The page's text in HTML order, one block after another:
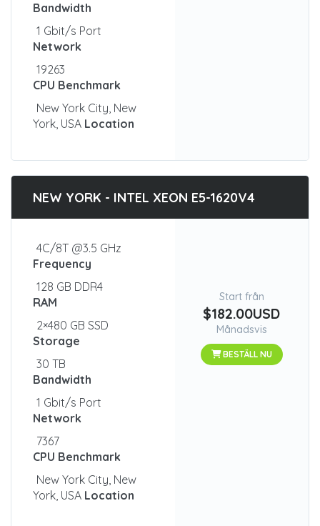
Bandwidth
1 Gbit/s Port
Network
19263
CPU Benchmark
New York City, New
York, USA Location
NEW YORK - INTEL XEON E5-1620V4
4C/8T @3.5 GHz
Frequency
128 GB DDR4
RAM
2×480 GB SSD
Storage
30 TB
Bandwidth
1 Gbit/s Port
Network
7367
CPU Benchmark
New York City, New
York, USA Location
Start från
$182.00USD
Månadsvis
BESTÄLL NU